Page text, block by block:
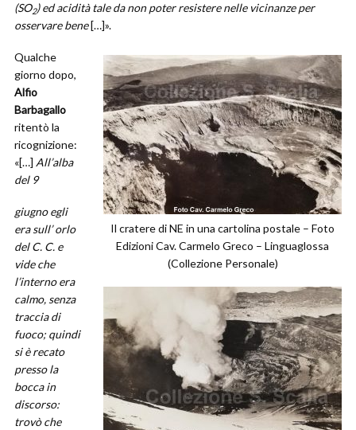
(SO2) ed acidità tale da non poter resistere nelle vicinanze per
osservare bene[…]».
Il cratere di NE in una cartolina postale – Foto
Edizioni Cav. Carmelo Greco – Linguaglossa
(Collezione Personale)
Qualche
giorno dopo,
Alfio
Barbagallo
ritentò la
ricognizione:
«[…] All’alba
del 9
giugno egli
era sull’ orlo
del C. C. e
vide che
l’interno era
calmo, senza
traccia di
fuoco; quindi
si è recato
presso la
bocca in
discorso:
trovò che